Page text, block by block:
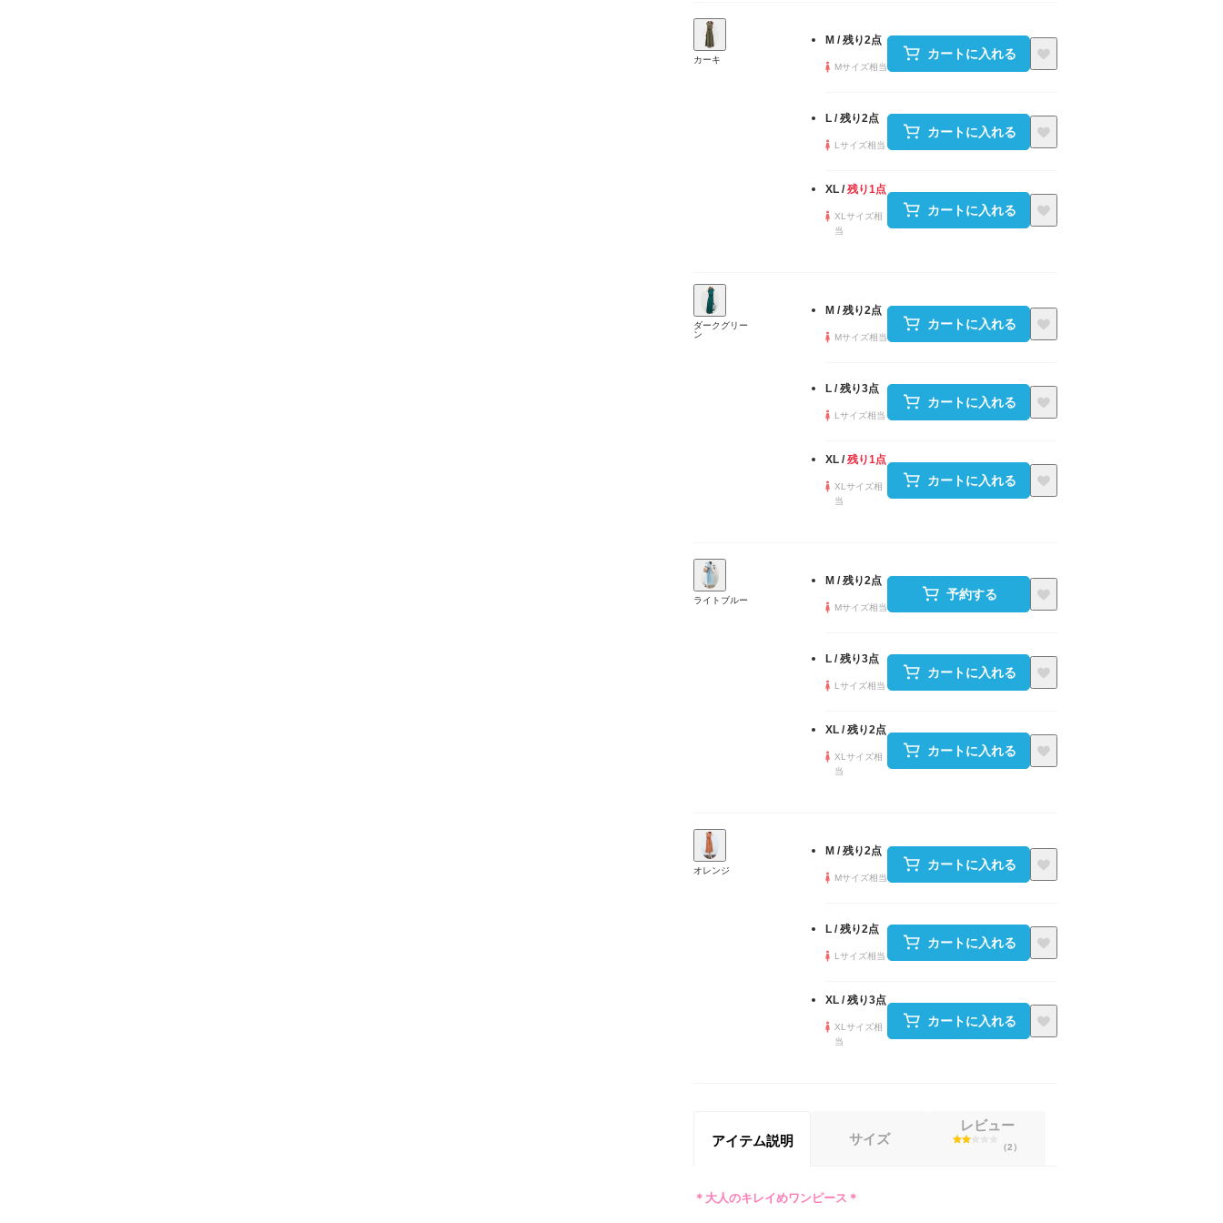
カーキ
M /残り2点
Mサイズ相当
カートに入れる
L /残り2点
Lサイズ相当
カートに入れる
XL /残り1点
XLサイズ相
当
カートに入れる
ダークグリー
ン
M /残り2点
Mサイズ相当
カートに入れる
L /残り3点
Lサイズ相当
カートに入れる
XL /残り1点
XLサイズ相
当
カートに入れる
ライトブルー
M /残り2点
Mサイズ相当
予約する
L /残り3点
Lサイズ相当
カートに入れる
XL /残り2点
XLサイズ相
当
カートに入れる
オレンジ
M /残り2点
Mサイズ相当
カートに入れる
L /残り2点
Lサイズ相当
カートに入れる
XL /残り3点
XLサイズ相
当
カートに入れる
アイテム説明 サイズ
レビュー
（2 ）